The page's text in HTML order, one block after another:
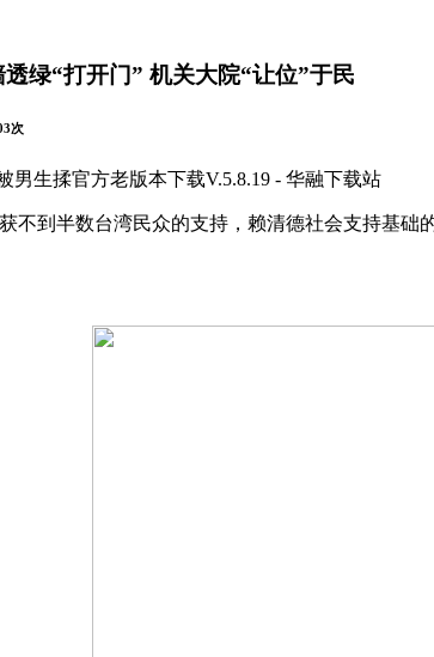
绿“打开门” 机关大院“让位”于民
次
生揉官方老版本下载V.5.8.19 - 华融下载站
数台湾民众的支持，赖清德社会支持基础的